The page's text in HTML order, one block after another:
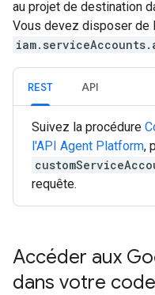
au projet de destination
Vous devez disposer de
REST API
Suivez la procédure
l'API Agent Platform,
requête.
Accéder aux
dans votre code